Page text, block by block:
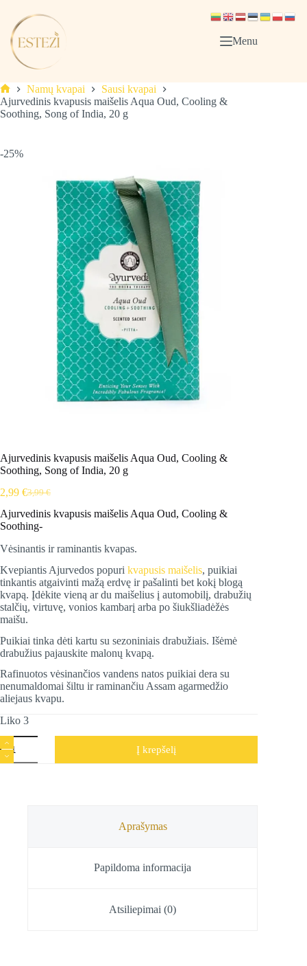
content
Menu
Pagrindinis
Namų kvapai
Sausi kvapai
Ajurvedinis kvapusis maišelis Aqua Oud, Cooling &
Soothing, Song of India, 20 g
-25%
Ajurvedinis kvapusis maišelis Aqua Oud, Cooling &
Soothing, Song of India, 20 g
3,99€
Original
price
was:
3,99 €.
2,99 €Current
price
is:
2,99 €.
Ajurvedinis kvapusis maišelis Aqua Oud, Cooling &
Soothing-
Vėsinantis ir raminantis kvapas.
Kvepiantis Ajurvedos popuri kvapusis maišelis, puikiai
tinkantis atgaivinti mažą erdvę ir pašalinti bet kokį blogą
kvapą. Įdėkite vieną ar du maišelius į automobilį, drabužių
stalčių, virtuvę, vonios kambarį arba po šiukšliadėžės
maišu.
Puikiai tinka dėti kartu su sezoniniais drabužiais. Išėmė
drabužius pajauskite malonų kvapą.
Rafinuotos vėsinančios vandens natos puikiai dera su
nenumaldomai šiltu ir raminančiu Assam agarmedžio
aliejaus kvapu.
Liko 3
produkto
kiekis:
Ajurvedinis
Į krepšelį
Aprašymas
Papildoma informacija
Atsiliepimai (0)